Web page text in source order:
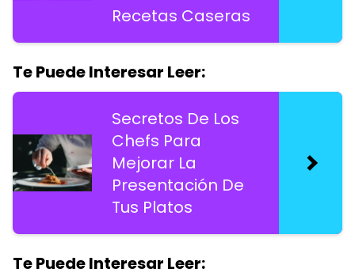
Recetas Caseras
Te Puede Interesar Leer:
Secretos De Los
Chefs Para
Mejorar La
Presentación De
Tus Platos
Te Puede Interesar Leer: